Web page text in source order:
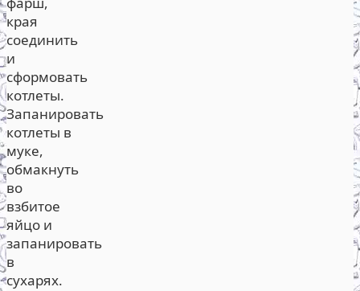
края
соединить
и
сформовать
котлеты.
Запанировать
котлеты в
муке,
обмакнуть
во
взбитое
яйцо и
запанировать
в
сухарях.